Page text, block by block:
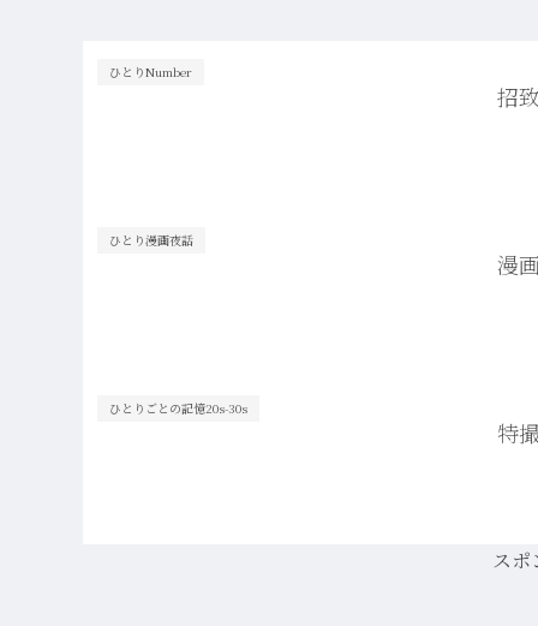
ひとりNumber
招
ひとり漫画夜話
漫
ひとりごとの記憶20s-30s
特
スポ